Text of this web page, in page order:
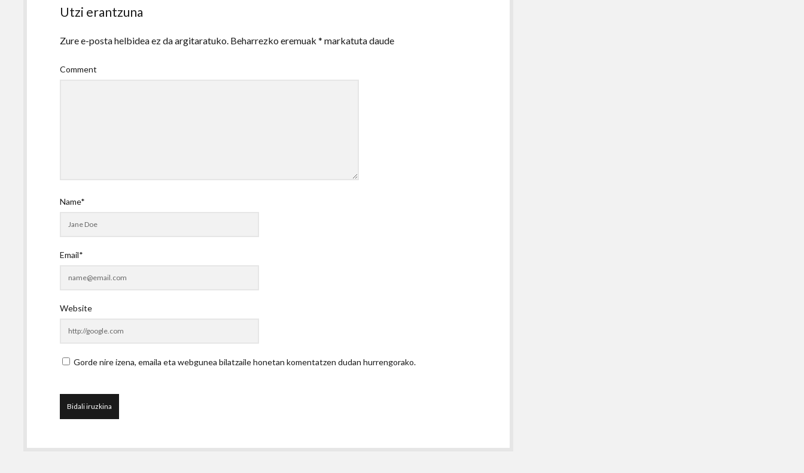
Utzi erantzuna
Zure e-posta helbidea ez da argitaratuko. Beharrezko eremuak* markatuta daude
Comment
Name*
Email*
Website
Gorde nire izena, emaila eta webgunea bilatzaile honetan komentatzen dudan hurrengorako.